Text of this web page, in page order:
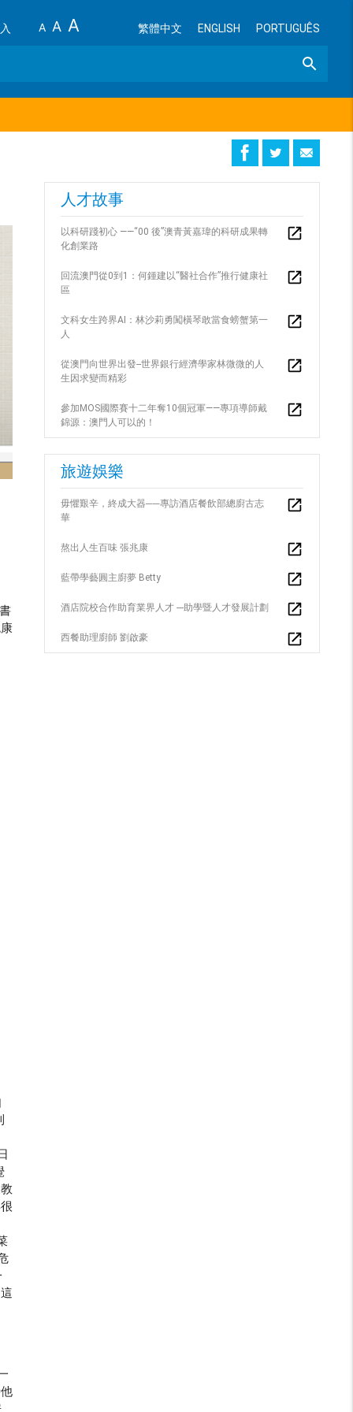
A A A 繁體中文 ENGLISH PORTUGUÊS
人才故事
以科研踐初心 ——“00 後”澳青黃嘉瑋的科研成果轉
化創業路
回流澳門從0到1：何鍾建以“醫社合作”推行健康社
區
文科女生跨界AI：林沙莉勇闖橫琴敢當食螃蟹第一
人
從澳門向世界出發--世界銀行經濟學家林微微的人
生因求變而精彩
參加MOS國際賽十二年奪10個冠軍——專項導師戴
錦源：澳門人可以的！
旅遊娛樂
毋懼艱辛，終成大器──專訪酒店餐飲部總廚古志
華
熬出人生百味 張兆康
藍帶學藝圓主廚夢 Betty
酒店院校合作助育業界人才 ---助學暨人才發展計劃
西餐助理廚師 劉啟豪